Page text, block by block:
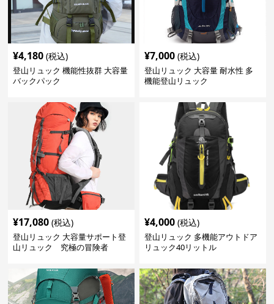
¥4,180 (税込)
登山リュック 機能性抜群 大容量
バックパック
¥7,000 (税込)
登山リュック 大容量 耐水性 多
機能登山リュック
¥17,080 (税込)
登山リュック 大容量サポート登
山リュック 究極の冒険者
¥4,000 (税込)
登山リュック 多機能アウトドア
リュック40リットル